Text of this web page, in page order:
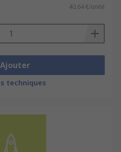
40,64 €/unité
Ajouter
techniques